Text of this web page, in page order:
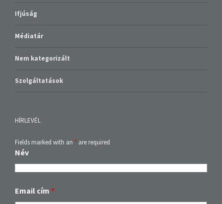
Ifjúság
Médiatár
Nem kategorizált
Szolgáltatások
HÍRLEVÉL
Fields marked with an * are required
Név
Email cím *